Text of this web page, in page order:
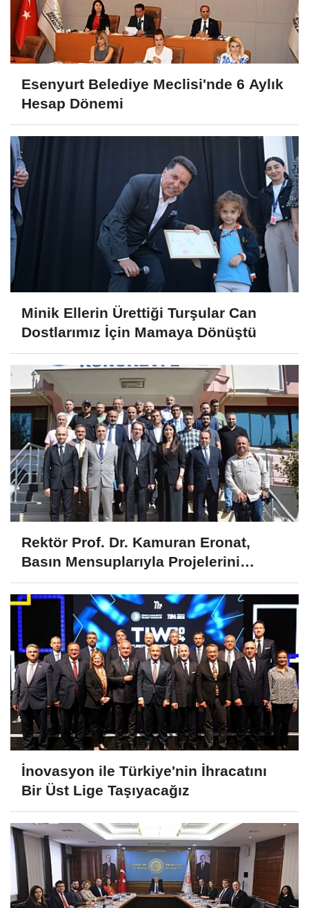
Esenyurt Belediye Meclisi'nde 6 Aylık
Hesap Dönemi
Minik Ellerin Ürettiği Turşular Can
Dostlarımız İçin Mamaya Dönüştü
Rektör Prof. Dr. Kamuran Eronat,
Basın Mensuplarıyla Projelerini
Paylaştı
İnovasyon ile Türkiye'nin İhracatını
Bir Üst Lige Taşıyacağız